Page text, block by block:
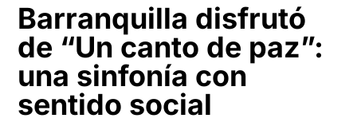
+
Curso
sabatino
online
Barranquilla disfrutó
de “Un canto de paz”:
una sinfonía con
sentido social